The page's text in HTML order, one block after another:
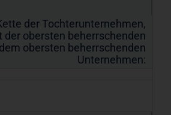
der Tochterunternehmen,
der obersten beherrschenden
obersten beherrschenden
Unternehmen: